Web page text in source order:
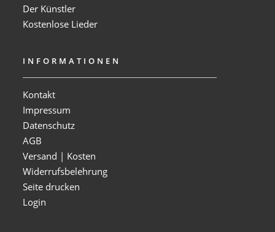
Der Künstler
Kostenlose Lieder
INFORMATIONEN
Kontakt
Impressum
Datenschutz
AGB
Versand | Kosten
Widerrufsbelehrung
Seite drucken
Login